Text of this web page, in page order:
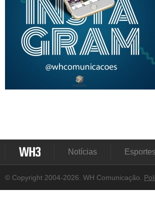
Notícias
© Copyright 2004-2026. WH Comunicação.